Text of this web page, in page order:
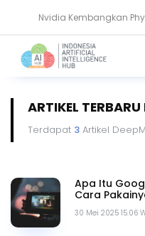
Nvidia Kembangkan
AMD Gandeng Core
ARTIKEL TERBARU
Terdapat 3Artikel
30 Mei 2025 15.06
Apa Itu
Cara